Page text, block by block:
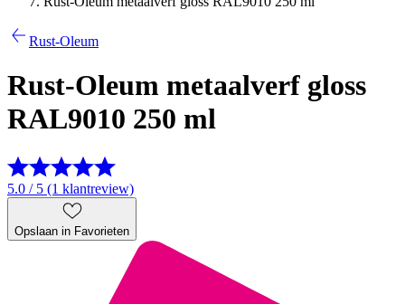
Rust-Oleum
Rust-Oleum metaalverf gloss
RAL9010 250 ml
5.0 / 5 (1 klantreview)
Opslaan in Favorieten